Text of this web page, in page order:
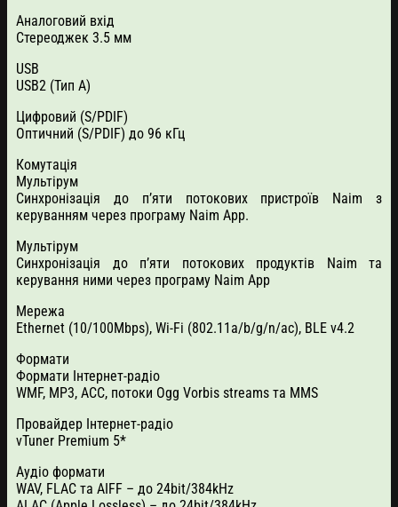
Аналоговий вхід
Стереоджек 3.5 мм
USB
USB2 (Тип А)
Цифровий (S/PDIF)
Оптичний (S/PDIF) до 96 кГц
Комутація
Мультірум
Синхронізація до п’яти потокових пристроїв Naim з
керуванням через програму Naim App.
Мультірум
Синхронізація до п’яти потокових продуктів Naim та
керування ними через програму Naim App
Мережа
Ethernet (10/100Mbps), Wi-Fi (802.11a/b/g/n/ac), BLE v4.2
Формати
Формати Інтернет-радіо
WMF, MP3, ACC, потоки Ogg Vorbis streams та MMS
Провайдер Інтернет-радіо
vTuner Premium 5*
Аудіо формати
WAV, FLAC та AIFF – до 24bit/384kHz